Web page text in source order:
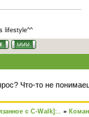
lifestyle^^
Что-то не
с C-Walk]:.. »